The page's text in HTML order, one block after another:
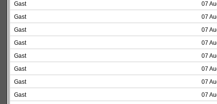
Gast
07
Gast
07
Gast
07
Gast
07
Gast
07
Gast
07
Gast
07
Gast
07